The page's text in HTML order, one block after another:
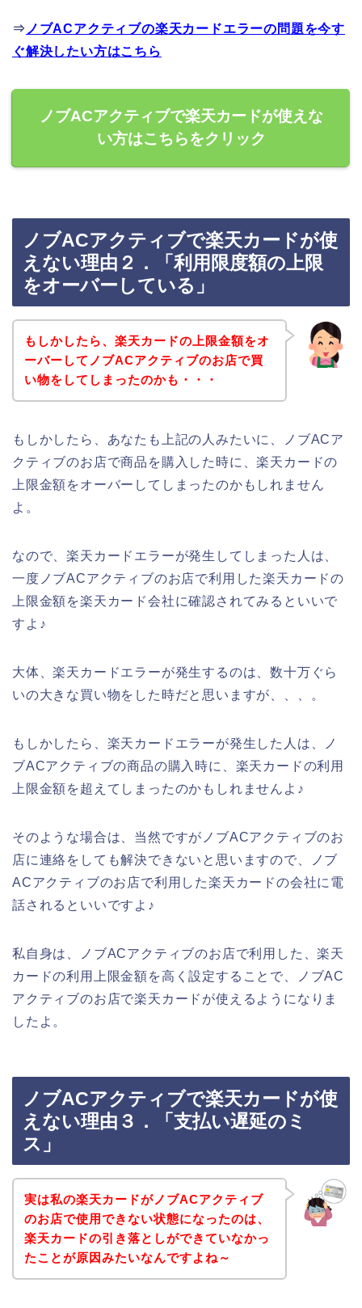
⇒ ノブACアクティブの楽天カードエラーの問題を今す
ぐ解決したい方はこちら
ノブACアクティブで楽天カードが使えな
い方はこちらをクリック
ノブACアクティブで楽天カードが使
えない理由２．「利用限度額の上限
をオーバーしている」
もしかしたら、楽天カードの上限金額をオ
ーバーしてノブACアクティブのお店で買
い物をしてしまったのかも・・・
もしかしたら、あなたも上記の人みたいに、ノブACア
クティブのお店で商品を購入した時に、楽天カードの
上限金額をオーバーしてしまったのかもしれません
よ。
なので、楽天カードエラーが発生してしまった人は、
一度ノブACアクティブのお店で利用した楽天カードの
上限金額を楽天カード会社に確認されてみるといいで
すよ♪
大体、楽天カードエラーが発生するのは、数十万ぐら
いの大きな買い物をした時だと思いますが、、、。
もしかしたら、楽天カードエラーが発生した人は、ノ
ブACアクティブの商品の購入時に、楽天カードの利用
上限金額を超えてしまったのかもしれませんよ♪
そのような場合は、当然ですがノブACアクティブのお
店に連絡をしても解決できないと思いますので、ノブ
ACアクティブのお店で利用した楽天カードの会社に電
話されるといいですよ♪
私自身は、ノブACアクティブのお店で利用した、楽天
カードの利用上限金額を高く設定することで、ノブAC
アクティブのお店で楽天カードが使えるようになりま
したよ。
ノブACアクティブで楽天カードが使
えない理由３．「支払い遅延のミ
ス」
実は私の楽天カードがノブACアクティブ
のお店で使用できない状態になったのは、
楽天カードの引き落としができていなかっ
たことが原因みたいなんですよね～